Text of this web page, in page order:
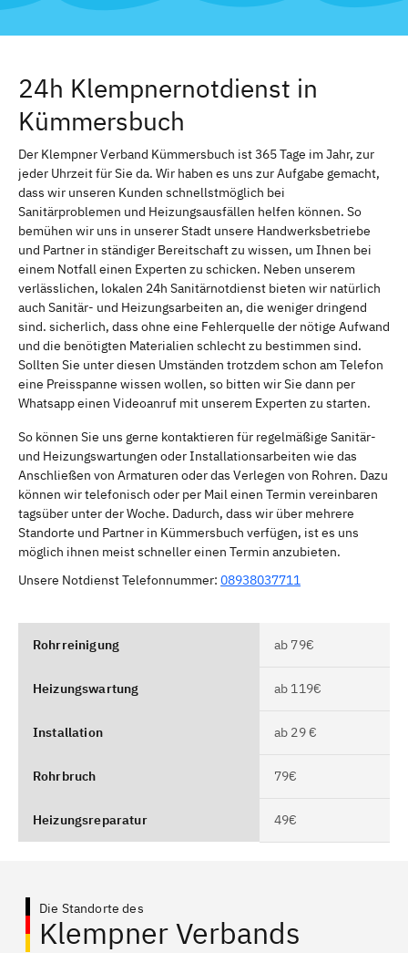
24h Klempnernotdienst in
Kümmersbuch
Der Klempner Verband Kümmersbuch ist 365 Tage im Jahr, zur
jeder Uhrzeit für Sie da. Wir haben es uns zur Aufgabe gemacht,
dass wir unseren Kunden schnellstmöglich bei
Sanitärproblemen und Heizungsausfällen helfen können. So
bemühen wir uns in unserer Stadt unsere Handwerksbetriebe
und Partner in ständiger Bereitschaft zu wissen, um Ihnen bei
einem Notfall einen Experten zu schicken. Neben unserem
verlässlichen, lokalen 24h Sanitärnotdienst bieten wir natürlich
auch Sanitär- und Heizungsarbeiten an, die weniger dringend
sind. sicherlich, dass ohne eine Fehlerquelle der nötige Aufwand
und die benötigten Materialien schlecht zu bestimmen sind.
Sollten Sie unter diesen Umständen trotzdem schon am Telefon
eine Preisspanne wissen wollen, so bitten wir Sie dann per
Whatsapp einen Videoanruf mit unserem Experten zu starten.
So können Sie uns gerne kontaktieren für regelmäßige Sanitär-
und Heizungswartungen oder Installationsarbeiten wie das
Anschließen von Armaturen oder das Verlegen von Rohren. Dazu
können wir telefonisch oder per Mail einen Termin vereinbaren
tagsüber unter der Woche. Dadurch, dass wir über mehrere
Standorte und Partner in Kümmersbuch verfügen, ist es uns
möglich ihnen meist schneller einen Termin anzubieten.
Unsere Notdienst Telefonnummer: 08938037711
Rohrreinigung ab 79€
Heizungswartung ab 119€
Installation ab 29 €
Rohrbruch 79€
Heizungsreparatur 49€
Die Standorte des
Klempner Verbands